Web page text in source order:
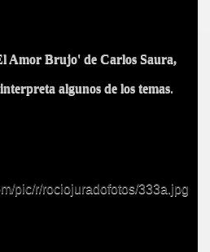
Amor Brujo' de Carlos Saura,
algunos de los temas.